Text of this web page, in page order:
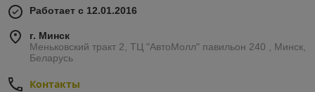
Работает с 12.01.2016
г. Минск
Меньковский тракт 2, ТЦ "АвтоМолл" павильон 240 , Минск,
Беларусь
Контакты